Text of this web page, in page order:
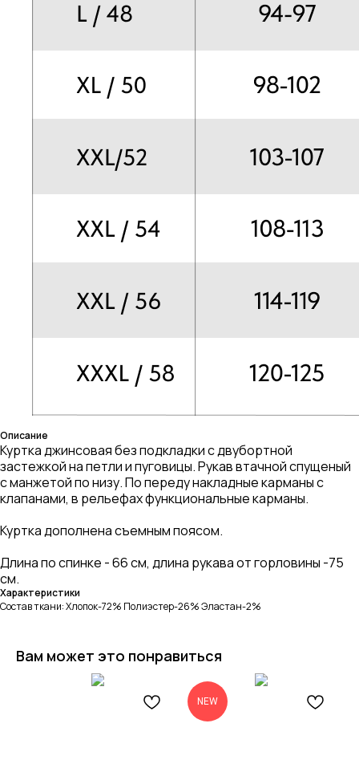
Описание
Куртка джинсовая без подкладки с двубортной
застежкой на петли и пуговицы. Рукав втачной спущеный
с манжетой по низу. По переду накладные карманы с
клапанами, в рельефах функциональные карманы.
Куртка дополнена съемным поясом.
Длина по спинке - 66 см, длина рукава от горловины -75
см.
Характеристики
Состав ткани: Хлопок-72% Полиэстер-26% Эластан-2%
Вам может это понравиться
NEW